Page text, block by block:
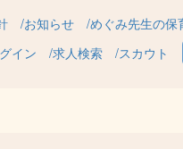
お知らせ めぐみ先生の保
イン 求人検索 スカウト